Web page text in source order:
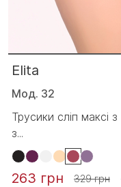
Elita
Мод. 32
Трусики сліп
з...
263 грн 329 грн